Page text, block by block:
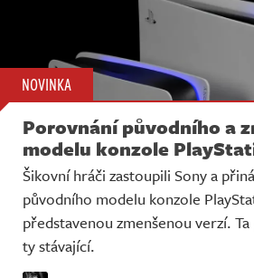
NOVINKA
Porovnání původního a
modelu konzole
Šikovní hráči zastoupili Sony a
původního modelu konzole
představenou zmenšenou verzí.
ty stávající.